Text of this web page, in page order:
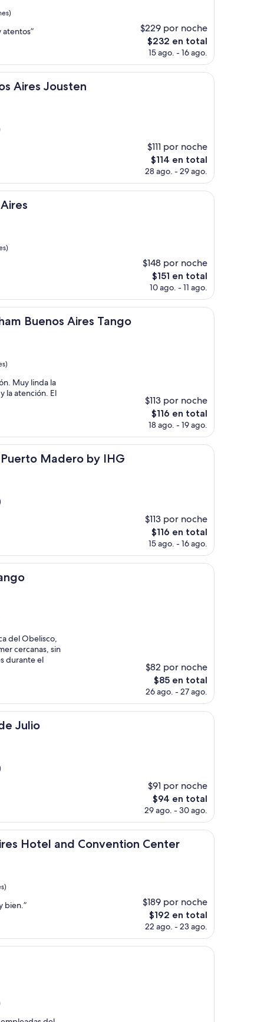
atentos”
$229 por noche
El
precio
es
$232 en total
15 ago. - 16 ago.
Aires Jousten
$111 por noche
El
precio
es
$114 en total
28 ago. - 29 ago.
$148 por noche
El
precio
es
$151 en total
10 ago. - 11 ago.
Buenos Aires Tango
Aires Tango
Muy linda la
la atención. El
$113 por noche
El
precio
es
$116 en total
18 ago. - 19 ago.
Madero by IHG
by IHG
$113 por noche
El
precio
es
$116 en total
15 ago. - 16 ago.
del Obelisco,
cercanas, sin
durante el
$82 por noche
El
precio
es
$85 en total
26 ago. - 27 ago.
Julio
$91 por noche
El
precio
es
de
$94
$94 en total
29 ago. - 30 ago.
Hotel and Convention Center
and Convention Center
bien.”
$189 por noche
El
precio
es
$192 en total
22 ago. - 23 ago.